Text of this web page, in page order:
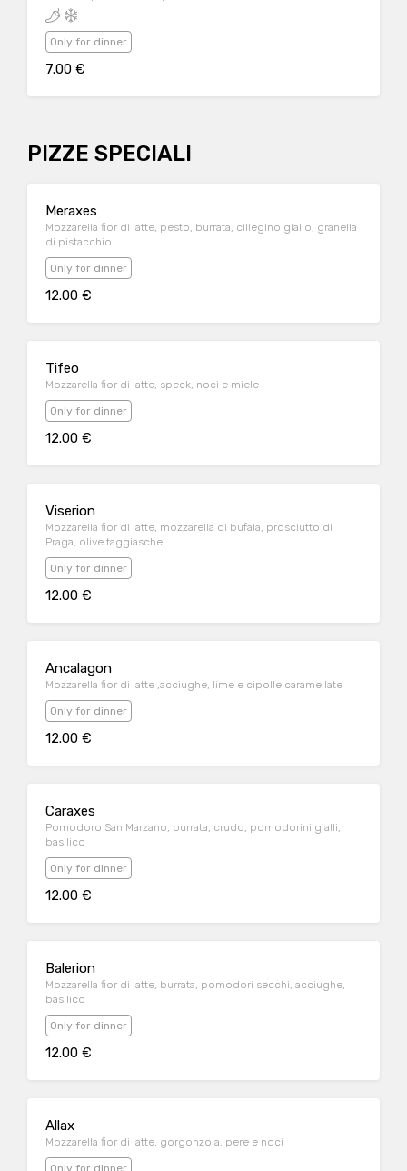
Only for dinner
7.00 €
PIZZE SPECIALI
Meraxes
Mozzarella fior di latte, pesto, burrata, ciliegino giallo, granella
di pistacchio
Only for dinner
12.00 €
Tifeo
Mozzarella fior di latte, speck, noci e miele
Only for dinner
12.00 €
Viserion
Mozzarella fior di latte, mozzarella di bufala, prosciutto di
Praga, olive taggiasche
Only for dinner
12.00 €
Ancalagon
Mozzarella fior di latte ,acciughe, lime e cipolle caramellate
Only for dinner
12.00 €
Caraxes
Pomodoro San Marzano, burrata, crudo, pomodorini gialli,
basilico
Only for dinner
12.00 €
Balerion
Mozzarella fior di latte, burrata, pomodori secchi, acciughe,
basilico
Only for dinner
12.00 €
Allax
Mozzarella fior di latte, gorgonzola, pere e noci
Only for dinner